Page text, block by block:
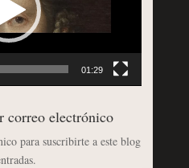
01:29
correo electrónico
para suscribirte a este blog